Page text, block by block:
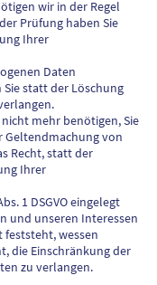
wir in der Regel
Prüfung haben Sie
Ihrer
Daten
statt der Löschung
mehr benötigen, Sie
Geltendmachung von
Recht, statt der
Ihrer
1 DSGVO eingelegt
und unseren Interessen
wessen
die Einschränkung der
zu verlangen.